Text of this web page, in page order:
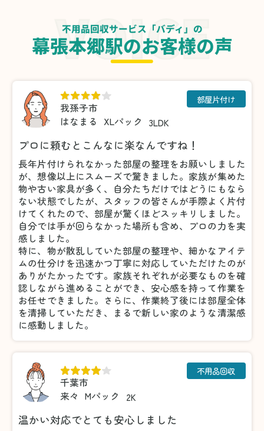
不用品回収サービス「バディ」の
幕張本郷駅のお客様の声
我孫子市
はなまる
XLパック 3LDK
部屋片付け
プロに頼むとこんなに楽なんですね！
長年片付けられなかった部屋の整理をお願いしました
が、想像以上にスムーズで驚きました。家族が集めた
物や古い家具が多く、自分たちだけではどうにもなら
ない状態でしたが、スタッフの皆さんが手際よく片付
けてくれたので、部屋が驚くほどスッキリしました。
自分では手が回らなかった場所も含め、プロの力を実
感しました。
特に、物が散乱していた部屋の整理や、細かなアイテ
ムの仕分けを迅速かつ丁寧に対応していただけたのが
ありがたかったです。家族それぞれが必要なものを確
認しながら進めることができ、安心感を持って作業を
お任せできました。さらに、作業終了後には部屋全体
を清掃していただき、まるで新しい家のような清潔感
に感動しました。
千葉市
来々 Mパック 2K
不用品回収
温かい対応でとても安心しました